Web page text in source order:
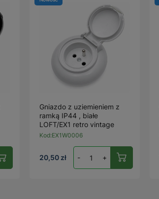
Gniazdo z uziemieniem z
ramką IP44 , białe
LOFT/EX1 retro vintage
Kod:EX1W0006
20,50 zł - +